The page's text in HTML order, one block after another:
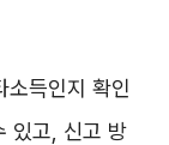
소득인지 확인
있고, 신고 방